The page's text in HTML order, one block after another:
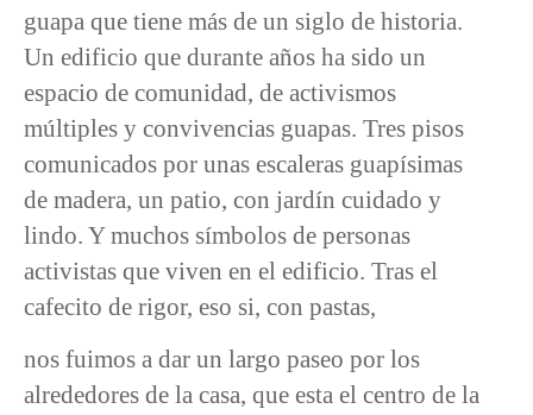
guapa que tiene más de un siglo de historia.
Un edificio que durante años ha sido un
espacio de comunidad, de activismos
múltiples y convivencias guapas. Tres pisos
comunicados por unas escaleras guapísimas
de madera, un patio, con jardín cuidado y
lindo. Y muchos símbolos de personas
activistas que viven en el edificio. Tras el
cafecito de rigor, eso si, con pastas,
nos fuimos a dar un largo paseo por los
alrededores de la casa, que esta el centro de la